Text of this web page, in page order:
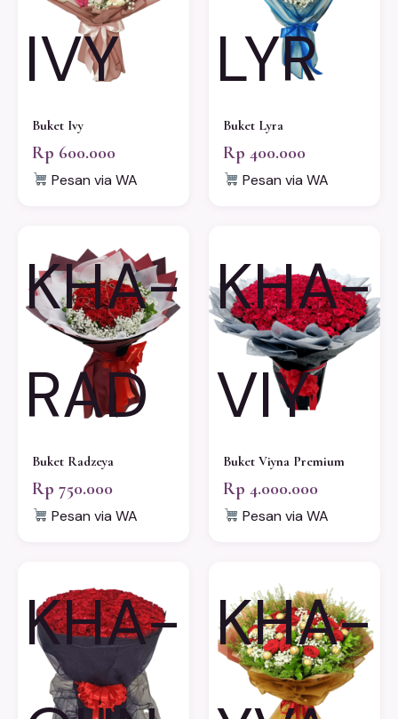
IVY
Buket Ivy
Rp 600.000
Pesan via WA
LYR
Buket Lyra
Rp 400.000
Pesan via WA
KHA-
RAD
Buket Radzeya
Rp 750.000
Pesan via WA
KHA-
VIY
Buket Viyna Premium
Rp 4.000.000
Pesan via WA
KHA- KHA-